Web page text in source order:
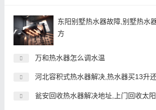
东阳别墅热水器故障,别墅热水
方
万和热水器怎么调水温
河北容积式热水器解决,热水器买13升
瓮安回收热水器解决地址,上门回收太阳能